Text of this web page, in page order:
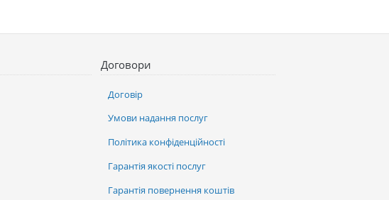
Договори
Договір
Умови надання послуг
Політика конфіденційності
Гарантія якості послуг
Гарантія повернення коштів